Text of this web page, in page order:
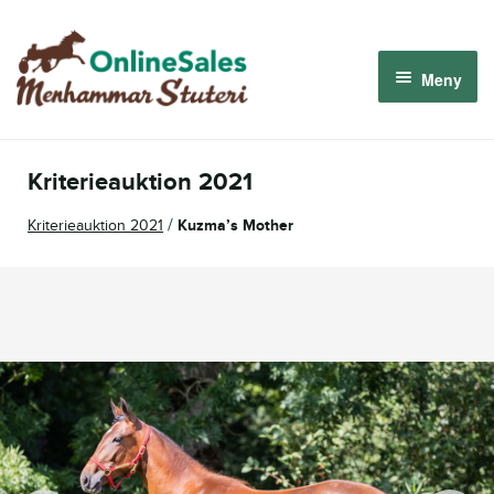
Hoppa
till
navigering
Hoppa
till
innehåll
Meny
Logga in
Kriterieauktion 2021
Kriterieauktion 2021 / Kuzma’s Mother